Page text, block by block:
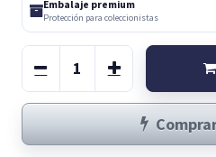
Embalaje premium
Protección para coleccionistas